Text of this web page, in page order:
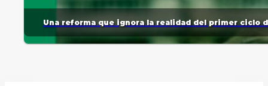
Una reforma que ignora la realidad del primer ciclo